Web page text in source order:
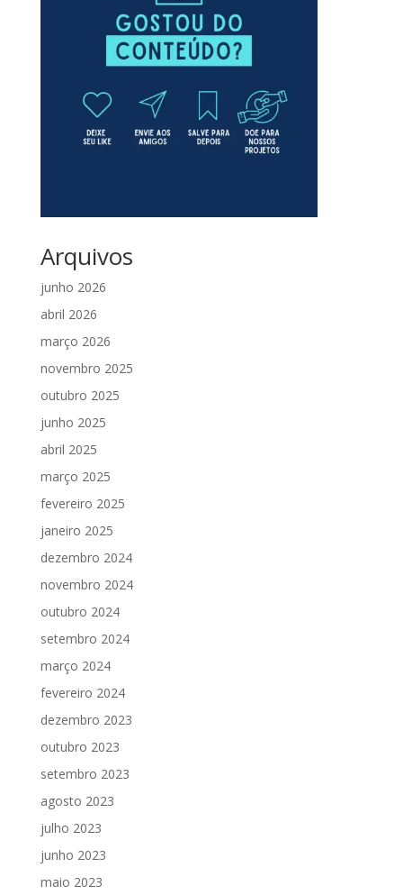
Arquivos
junho 2026
abril 2026
março 2026
novembro 2025
outubro 2025
junho 2025
abril 2025
março 2025
fevereiro 2025
janeiro 2025
dezembro 2024
novembro 2024
outubro 2024
setembro 2024
março 2024
fevereiro 2024
dezembro 2023
outubro 2023
setembro 2023
agosto 2023
julho 2023
junho 2023
maio 2023